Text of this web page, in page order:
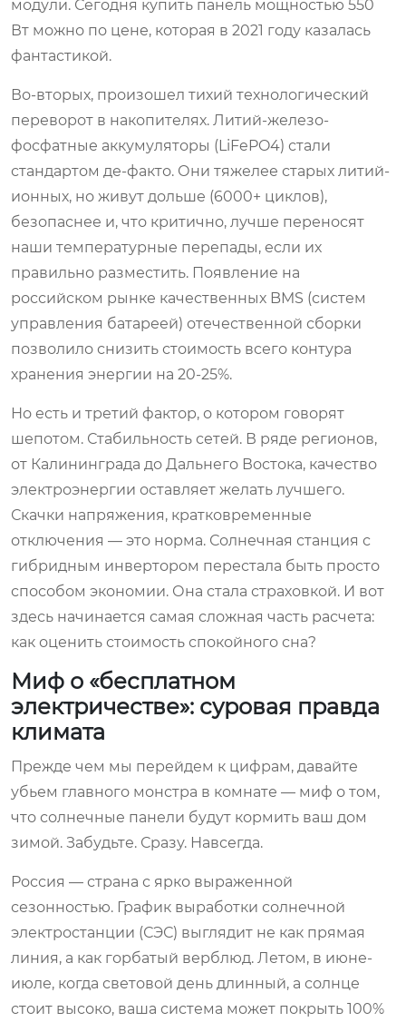
модули. Сегодня купить панель мощностью 550
Вт можно по цене, которая в 2021 году казалась
фантастикой.
Во-вторых, произошел тихий технологический
переворот в накопителях. Литий-железо-
фосфатные аккумуляторы (LiFePO4) стали
стандартом де-факто. Они тяжелее старых литий-
ионных, но живут дольше (6000+ циклов),
безопаснее и, что критично, лучше переносят
наши температурные перепады, если их
правильно разместить. Появление на
российском рынке качественных BMS (систем
управления батареей) отечественной сборки
позволило снизить стоимость всего контура
хранения энергии на 20-25%.
Но есть и третий фактор, о котором говорят
шепотом. Стабильность сетей. В ряде регионов,
от Калининграда до Дальнего Востока, качество
электроэнергии оставляет желать лучшего.
Скачки напряжения, кратковременные
отключения — это норма. Солнечная станция с
гибридным инвертором перестала быть просто
способом экономии. Она стала страховкой. И вот
здесь начинается самая сложная часть расчета:
как оценить стоимость спокойного сна?
Миф о «бесплатном
электричестве»: суровая правда
климата
Прежде чем мы перейдем к цифрам, давайте
убьем главного монстра в комнате — миф о том,
что солнечные панели будут кормить ваш дом
зимой. Забудьте. Сразу. Навсегда.
Россия — страна с ярко выраженной
сезонностью. График выработки солнечной
электростанции (СЭС) выглядит не как прямая
линия, а как горбатый верблюд. Летом, в июне-
июле, когда световой день длинный, а солнце
стоит высоко, ваша система может покрыть 100%